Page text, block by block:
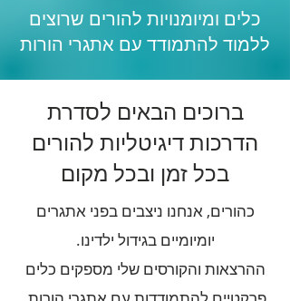
כלים ומיומנויות להורים שרוצים
ללמוד להתמודד עם אתגרי הורות
ברוכים הבאים לסדרת
הדרכות דיגיטליות להורים
בכל זמן ובכל מקום
כהורים, אנחנו ניצבים בפני אתגרים
יומיומיים בגידול ילדינו.
ההרצאות והקורסים שלי מספקים כלים